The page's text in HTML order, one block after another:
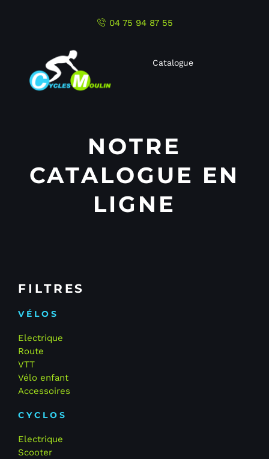
04 75 94 87 55
Catalogue
NOTRE
CATALOGUE EN
LIGNE
FILTRES
VÉLOS
Electrique
Route
VTT
Vélo enfant
Accessoires
CYCLOS
Electrique
Scooter